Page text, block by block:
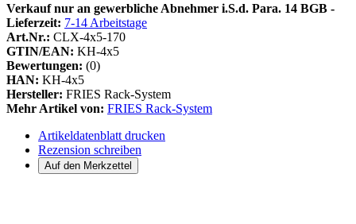
Verkauf nur an gewerbliche Abnehmer i.S.d. Para. 14 BGB -
Lieferzeit: 7-14 Arbeitstage
Art.Nr.: CLX-4x5-170
GTIN/EAN: KH-4x5
Bewertungen: (0)
HAN: KH-4x5
Hersteller: FRIES Rack-System
Mehr Artikel von: FRIES Rack-System
Artikeldatenblatt drucken
Rezension schreiben